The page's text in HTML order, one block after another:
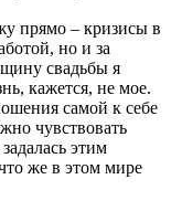
прямо – кризисы в
но и за
свадьбы я
кажется, не мое.
самой к себе
чувствовать
этим
же в этом мире